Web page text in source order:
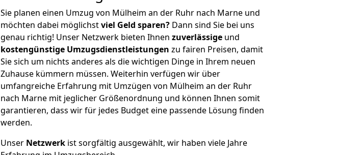
Sie planen einen Umzug von Mülheim an der Ruhr nach Marne und
möchten dabei möglichstviel Geld sparen? Dann sind Sie bei uns
genau richtig! Unser Netzwerk bieten Ihnen zuverlässige und
kostengünstige Umzugsdienstleistungen zu fairen Preisen, damit
Sie sich um nichts anderes als die wichtigen Dinge in Ihrem neuen
Zuhause kümmern müssen. Weiterhin verfügen wir über
umfangreiche Erfahrung mit Umzügen von Mülheim an der Ruhr
nach Marne mit jeglicher Größenordnung und können Ihnen somit
garantieren, dass wir für jedes Budget eine passende Lösung finden
werden.
Unser Netzwerk ist sorgfältig ausgewählt, wir haben viele Jahre